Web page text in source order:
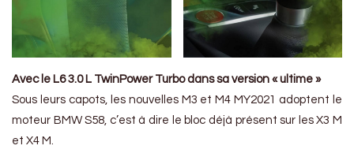
Avec le L6 3.0 L TwinPower Turbo dans sa version « ultime »
Sous leurs capots, les nouvelles M3 et M4 MY2021 adoptent le
moteur BMW S58, c’est à dire le bloc déjà présent sur les X3 M
et X4 M.